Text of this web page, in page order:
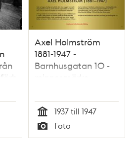
Axel Holmström
1881-1947 -
Barnhusgatan 10 -
minnesmärke
Tid
1937 till 1947
Typ
Foto